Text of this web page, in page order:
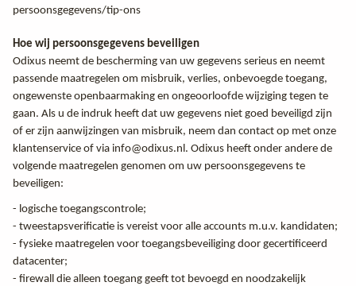
persoonsgegevens/tip-ons
Hoe wij persoonsgegevens beveiligen
Odixus neemt de bescherming van uw gegevens serieus en neemt
passende maatregelen om misbruik, verlies, onbevoegde toegang,
ongewenste openbaarmaking en ongeoorloofde wijziging tegen te
gaan. Als u de indruk heeft dat uw gegevens niet goed beveiligd zijn
of er zijn aanwijzingen van misbruik, neem dan contact op met onze
klantenservice of via info@odixus.nl. Odixus heeft onder andere de
volgende maatregelen genomen om uw persoonsgegevens te
beveiligen:
- logische toegangscontrole;
- tweestapsverificatie is vereist voor alle accounts m.u.v. kandidaten;
- fysieke maatregelen voor toegangsbeveiliging door gecertificeerd
datacenter;
- firewall die alleen toegang geeft tot bevoegd en noodzakelijk